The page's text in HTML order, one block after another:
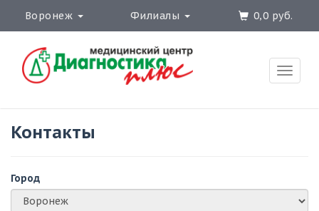
Воронеж Филиалы 0,0 руб.
Toggle
Контакты
Город